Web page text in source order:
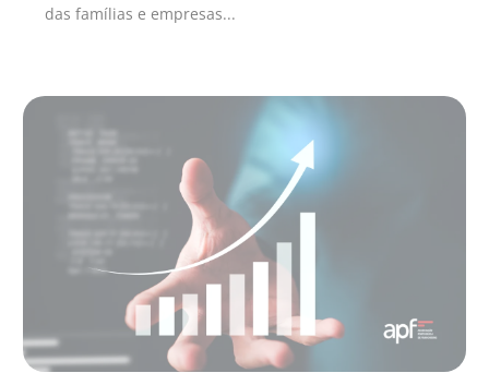
das famílias e empresas...